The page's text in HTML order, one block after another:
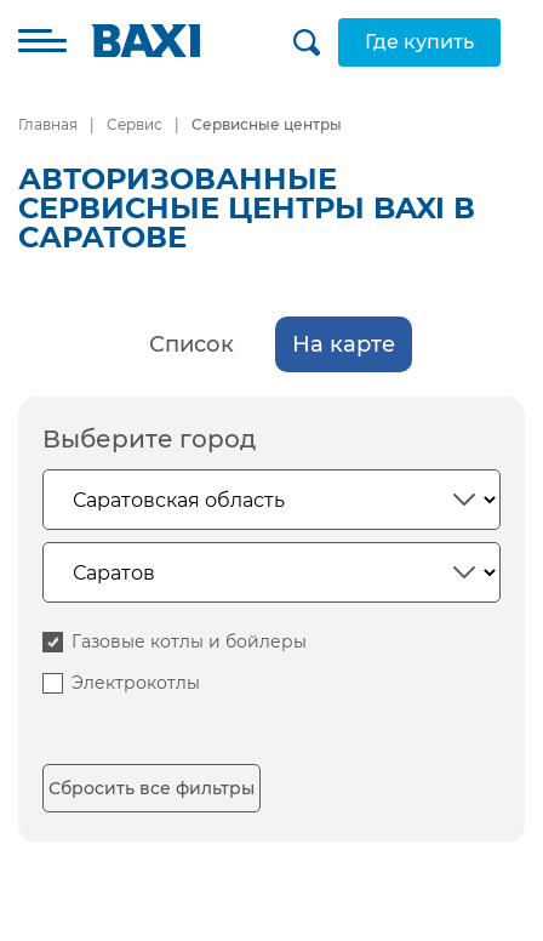
Где купить
Главная Сервис Сервисные центры
АВТОРИЗОВАННЫЕ
СЕРВИСНЫЕ ЦЕНТРЫ BAXI В
САРАТОВЕ
Список На карте
Выберите город
Газовые котлы и бойлеры
Электрокотлы
Сбросить все фильтры